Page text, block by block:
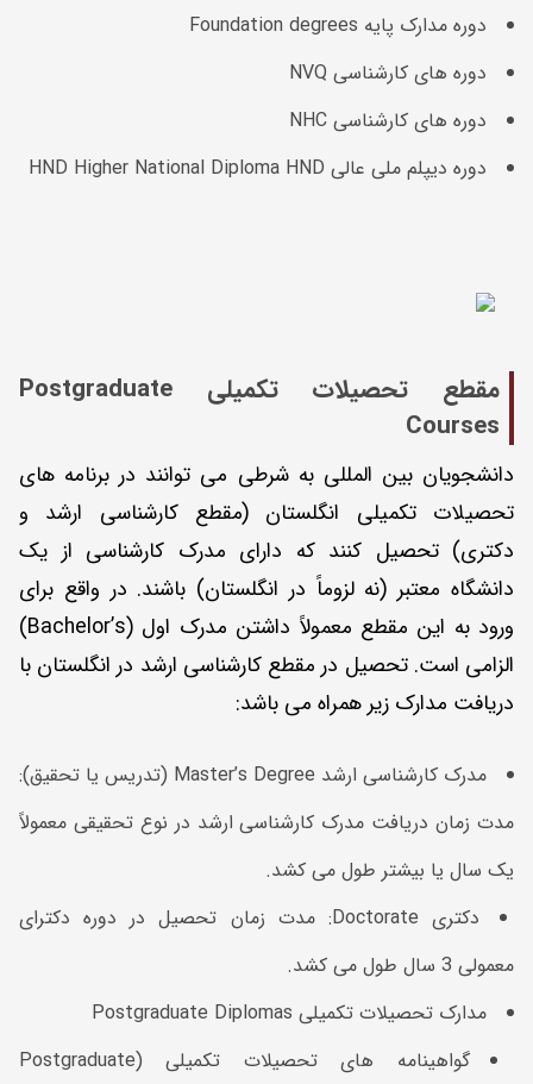
دوره مدارک پایه Foundation degrees
دوره های کارشناسی NVQ
دوره های کارشناسی NHC
دوره دیپلم ملی عالی HND Higher National Diploma HND
مقطع تحصیلات تکمیلی Postgraduate
Courses
دانشجویان بین المللی به شرطی می توانند در برنامه های
تحصیلات تکمیلی انگلستان (مقطع کارشناسی ارشد و
دکتری) تحصیل کنند که دارای مدرک کارشناسی از یک
دانشگاه معتبر (نه لزوماً در انگلستان) باشند. در واقع برای
ورود به این مقطع معمولاً داشتن مدرک اول (Bachelor’s)
الزامی است. تحصیل در مقطع کارشناسی ارشد در انگلستان با
دریافت مدارک زیر همراه می باشد:
مدرک کارشناسی ارشد Master’s Degree (تدریس یا تحقیق):
مدت زمان دریافت مدرک کارشناسی ارشد در نوع تحقیقی معمولاً
یک سال یا بیشتر طول می کشد.
دکتری Doctorate: مدت زمان تحصیل در دوره دکترای
معمولی 3 سال طول می کشد.
مدارک تحصیلات تکمیلی Postgraduate Diplomas
گواهینامه های تحصیلات تکمیلی (Postgraduate